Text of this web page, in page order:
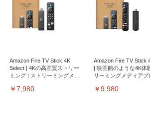
Amazon Fire TV Stick 4K
Select | 4Kの高画質ストリー
ミング | ストリーミングメデ
￥7,980
Amazon Fire TV Stick
| 映画館のような4K体
リーミングメディアプ
￥9,980